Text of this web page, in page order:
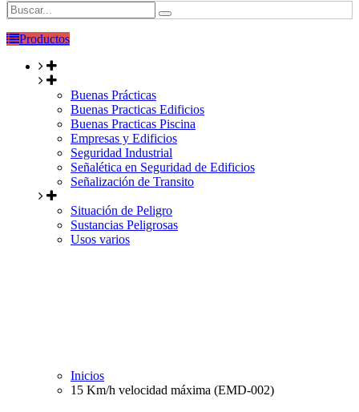
Productos
Buenas Prácticas
Buenas Practicas Edificios
Buenas Practicas Piscina
Empresas y Edificios
Seguridad Industrial
Señalética en Seguridad de Edificios
Señalización de Transito
Situación de Peligro
Sustancias Peligrosas
Usos varios
Inicios
15 Km/h velocidad máxima (EMD-002)